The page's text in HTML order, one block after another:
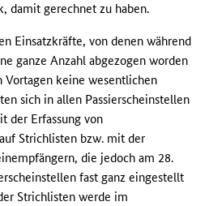
damit gerechnet zu haben.
Einsatzkräfte, von denen während
ganze Anzahl abgezogen worden
Vortagen keine wesentlichen
sich in allen Passierscheinstellen
der Erfassung von
Strichlisten bzw. mit der
die jedoch am 28.
fast ganz eingestellt
Strichlisten werde im